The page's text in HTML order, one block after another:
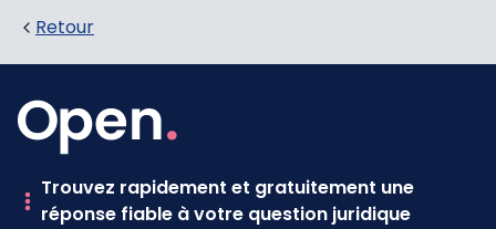
Retour
Trouvez rapidement et gratuitement une
réponse fiable à votre question juridique